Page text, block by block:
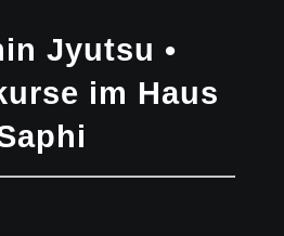
Jyutsu •
im Haus